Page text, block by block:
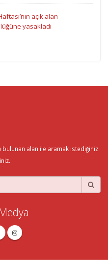
açık alan
yasakladı
bulunan alan ile aramak istediğiniz